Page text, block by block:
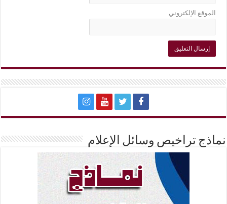
الموقع الإلكتروني
نماذج تراخيص وسائل الإعلام